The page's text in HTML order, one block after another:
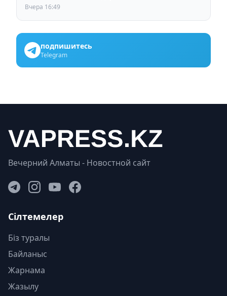
Вчера 16:49
подпишитесь
Telegram
Вечерний Алматы - Новостной сайт
Сілтемелер
Біз туралы
Байланыс
Жарнама
Жазылу